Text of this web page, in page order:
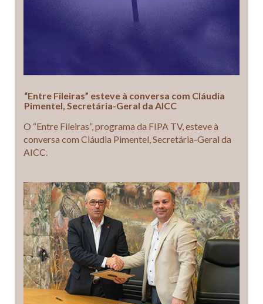
“Entre Fileiras” esteve à conversa com Cláudia
Pimentel, Secretária-Geral da AICC
O “Entre Fileiras”, programa da FIPA TV, esteve à
conversa com Cláudia Pimentel, Secretária-Geral da
AICC.